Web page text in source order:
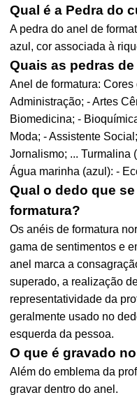
Qual é a Pedra do
A pedra do anel de
azul, cor associada à
Quais as pedras
Anel de formatura:
Administração; - Artes
Biomedicina; -
Moda; - Assistente
Jornalismo; ... Turmalina
Água marinha (azul): -
Qual o dedo que
formatura?
Os anéis de formatura
gama de sentimentos e
anel marca a
superado, a realização
representatividade da
geralmente usado no
esquerda da pessoa.
O que é gravado
Além do emblema da
gravar dentro do anel.